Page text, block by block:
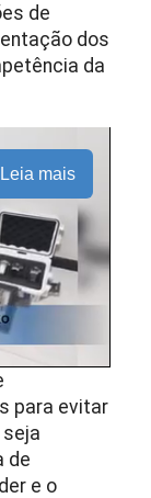
de
dos
da
Leia mais
para evitar
de
e o